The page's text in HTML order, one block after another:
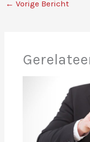
← Vorige Bericht